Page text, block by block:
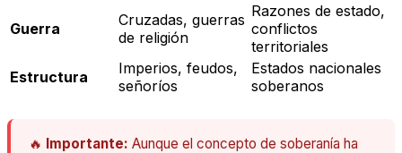
Guerra
Cruzadas, guerras
de religión
Razones de estado,
conflictos
territoriales
Estructura
Imperios, feudos,
señoríos
Estados nacionales
soberanos
🔥 Importante: Aunque el concepto de soberanía ha